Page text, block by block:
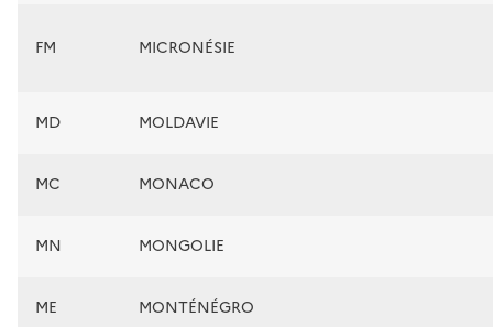
FM MICRONÉSIE
MD MOLDAVIE
MC MONACO
MN MONGOLIE
ME MONTÉNÉGRO